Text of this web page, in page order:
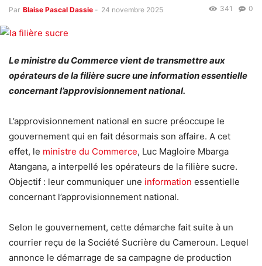
Par Blaise Pascal Dassie - 24 novembre 2025 0
341
Le ministre du Commerce vient de transmettre aux
opérateurs de la filière sucre une information essentielle
concernant l’approvisionnement national.
L’approvisionnement national en sucre préoccupe le
gouvernement qui en fait désormais son affaire. A cet
effet, le ministre du Commerce, Luc Magloire Mbarga
Atangana, a interpellé les opérateurs de la filière sucre.
Objectif : leur communiquer une information essentielle
concernant l’approvisionnement national.
Selon le gouvernement, cette démarche fait suite à un
courrier reçu de la Société Sucrière du Cameroun. Lequel
annonce le démarrage de sa campagne de production